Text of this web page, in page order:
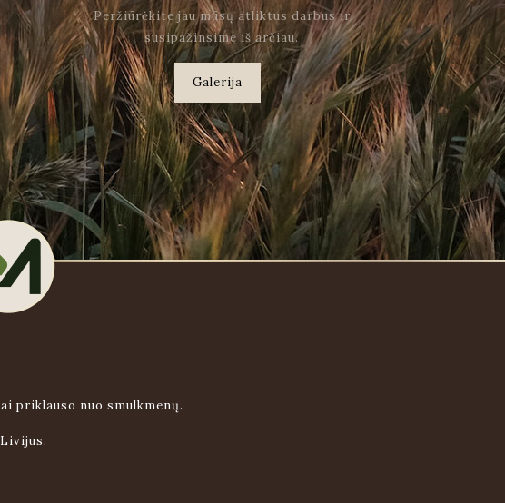
Peržiūrėkite jau mūsų atliktus darbus ir
susipažinsime iš arčiau.
Galerija
priklauso nuo smulkmenų.